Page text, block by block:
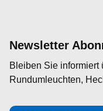
Newsletter
Bleiben Sie informiert
Rundumleuchten,